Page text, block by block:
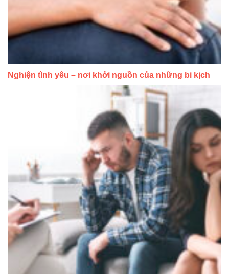
Nghiện tình yêu – nơi khởi nguồn của những bi kịch